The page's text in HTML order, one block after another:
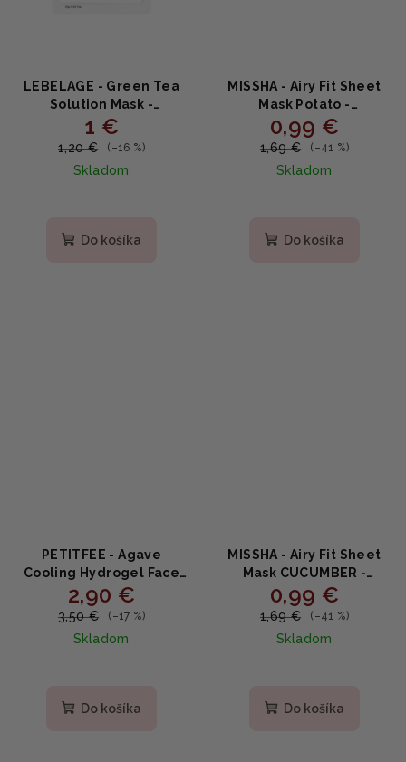
LEBELAGE - Green Tea
Solution Mask -
Upokojujúca hydratačná
plátenná maska so
zeleným čajom 25g
1 €
1,20 € (–16 %)
Skladom
Do košíka
MISSHA - Airy Fit Sheet
Mask Potato -
Rozjasňujúca plátenná
maska so zemiakovým
extraktom 19g
0,99 €
1,69 € (–41 %)
Skladom
Do košíka
PETITFEE - Agave
Cooling Hydrogel Face
Mask - Agávová chladivá
hydrogélová maska na
tvár 32g
2,90 €
3,50 € (–17 %)
Skladom
Do košíka
MISSHA - Airy Fit Sheet
Mask CUCUMBER -
Hydratačno-upokojujúca
plátenná maska s
uhorkou 19 g
0,99 €
1,69 € (–41 %)
Skladom
Do košíka